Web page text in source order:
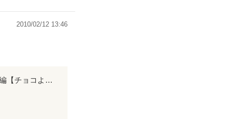
2010/02/12 13:46
思わず共感してしまう 恋の始まりを いかがですか？ さぁココアを用意して 続編【チョコより甘いもの】を お供にぜひご賞味下さい！